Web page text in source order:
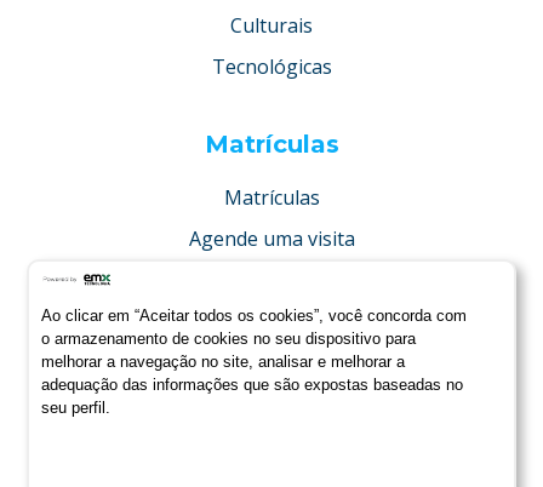
Culturais
Tecnológicas
Matrículas
Matrículas
Agende uma visita
Condições especiais
Ao clicar em “Aceitar todos os cookies”, você concorda com
o armazenamento de cookies no seu dispositivo para
melhorar a navegação no site, analisar e melhorar a
adequação das informações que são expostas baseadas no
seu perfil.